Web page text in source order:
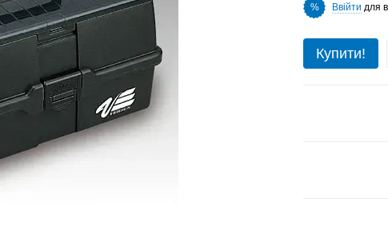
% Ввійти для
Купити!